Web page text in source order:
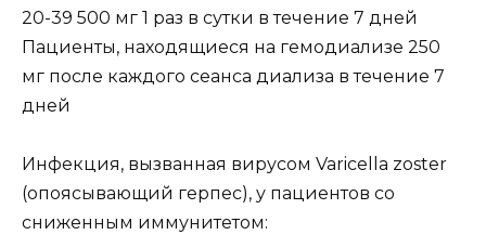
20-39 500 мг 1 раз в сутки в течение 7 дней
Пациенты, находящиеся на гемодиализе 250
мг после каждого сеанса диализа в течение 7
дней
Инфекция, вызванная вирусом Varicella zoster
(опоясывающий герпес), у пациентов со
сниженным иммунитетом: